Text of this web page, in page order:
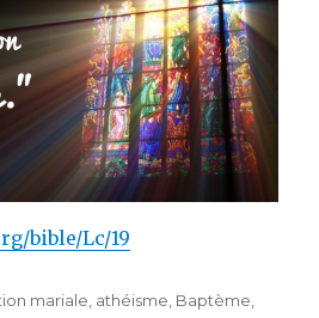
bible/Lc/19
mariale, athéisme, Baptème,